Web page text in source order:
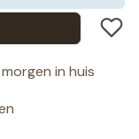
in huis